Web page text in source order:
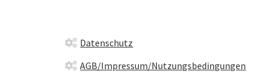
Datenschutz
AGB/Impressum/Nutzungsbedingungen